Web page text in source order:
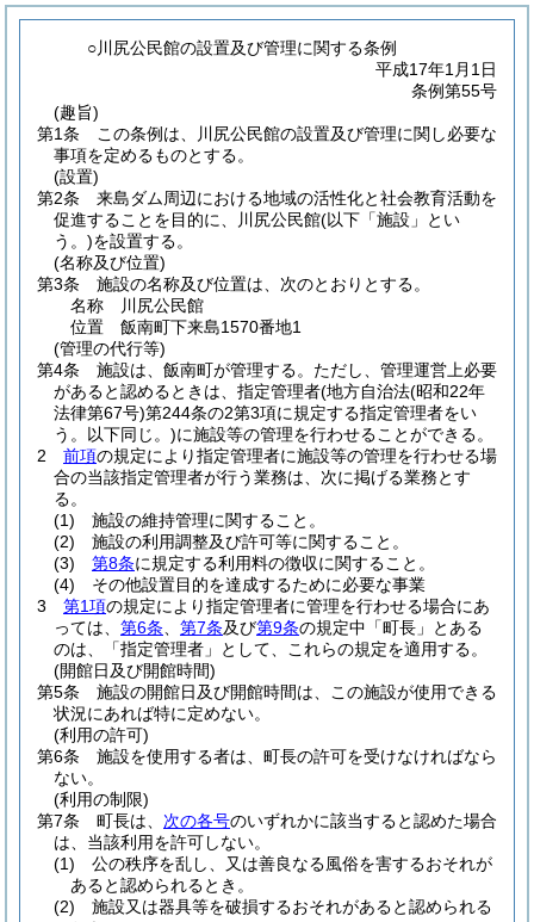
○川尻公民館の設置及び管理に関する条例
平成17年1月1日
条例第55号
(趣旨)
第1条
この条例は、川尻公民館の設置及び管理に関し必要な
事項を定めるものとする。
(設置)
第2条
来島ダム周辺における地域の活性化と社会教育活動を
促進することを目的に、川尻公民館(以下「施設」とい
う。)を設置する。
(名称及び位置)
第3条
施設の名称及び位置は、次のとおりとする。
名称 川尻公民館
位置 飯南町下来島1570番地1
(管理の代行等)
第4条
施設は、飯南町が管理する。 ただし、管理運営上必要
があると認めるときは、指定管理者(地方自治法(昭和22年
法律第67号)第244条の2第3項に規定する指定管理者をい
う。以下同じ。)に施設等の管理を行わせることができる。
2
前項の規定により指定管理者に施設等の管理を行わせる場
合の当該指定管理者が行う業務は、次に掲げる業務とす
る。
(1)
施設の維持管理に関すること。
(2)
施設の利用調整及び許可等に関すること。
(3)
第8条に規定する利用料の徴収に関すること。
(4)
その他設置目的を達成するために必要な事業
3
第1項の規定により指定管理者に管理を行わせる場合にあ
っては、 第6条 第7条及び第9条の規定中「町長」とある
のは、「指定管理者」として、これらの規定を適用する。
(開館日及び開館時間)
第5条
施設の開館日及び開館時間は、この施設が使用できる
状況にあれば特に定めない。
(利用の許可)
第6条
施設を使用する者は、町長の許可を受けなければなら
ない。
(利用の制限)
第7条
町長は、 次の各号のいずれかに該当すると認めた場合
は、当該利用を許可しない。
(1)
公の秩序を乱し、又は善良なる風俗を害するおそれが
あると認められるとき。
(2)
施設又は器具等を破損するおそれがあると認められる